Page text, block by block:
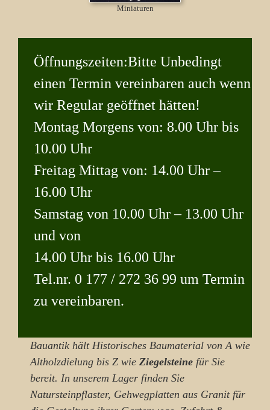
Miniaturen
Öffnungszeiten:Bitte Unbedingt
einen Termin vereinbaren auch wenn
wir Regular geöffnet hätten!
Montag Morgens von: 8.00 Uhr bis
10.00 Uhr
Freitag Mittag von: 14.00 Uhr –
16.00 Uhr
Samstag von 10.00 Uhr – 13.00 Uhr
und von
14.00 Uhr bis 16.00 Uhr
Tel.nr. 0 177 / 272 36 99 um Termin
zu vereinbaren.
Bauantik hält Historisches Baumaterial von A wie
Altholzdielung bis Z wie Ziegelsteinefür Sie
bereit. In unserem Lager finden Sie
Natursteinpflaster, Gehwegplatten aus Granit für